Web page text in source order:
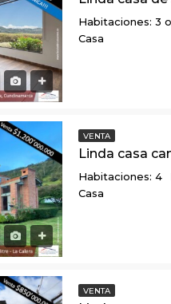
Habitaciones: 3
Casa
VENTA
Habitaciones: 4
Casa
VENTA